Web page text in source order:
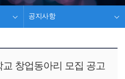
공지사항
창업동아리 모집 공고